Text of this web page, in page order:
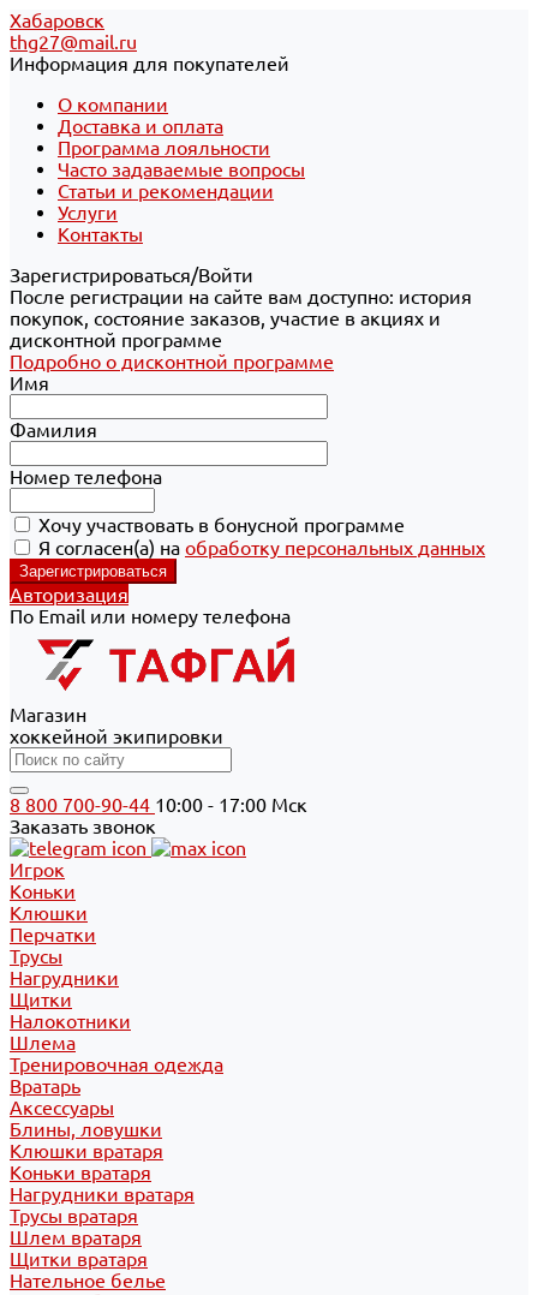
Хабаровск
thg27@mail.ru
Информация для покупателей
О компании
Доставка и оплата
Программа лояльности
Часто задаваемые вопросы
Статьи и рекомендации
Услуги
Контакты
Зарегистрироваться/Войти
После регистрации на сайте вам доступно: история
покупок, состояние заказов, участие в акциях и
дисконтной программе
Подробно о дисконтной программе
Имя
Фамилия
Номер телефона
Хочу участвовать в бонусной программе
Я согласен(а) на обработку персональных данных
Авторизация
По Email или номеру телефона
Магазин
хоккейной экипировки
8 800 700-90-44 10:00 - 17:00 Мск
Заказать звонок
Игрок
Коньки
Клюшки
Перчатки
Трусы
Нагрудники
Щитки
Налокотники
Шлема
Тренировочная одежда
Вратарь
Аксессуары
Блины, ловушки
Клюшки вратаря
Коньки вратаря
Нагрудники вратаря
Трусы вратаря
Шлем вратаря
Щитки вратаря
Нательное белье